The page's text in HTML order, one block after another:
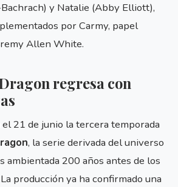
y Natalie (Abby Elliott),
por Carmy, papel
Allen White.
regresa con
21 de junio la tercera temporada
, la serie derivada del universo
ambientada 200 años antes de los
producción ya ha confirmado una